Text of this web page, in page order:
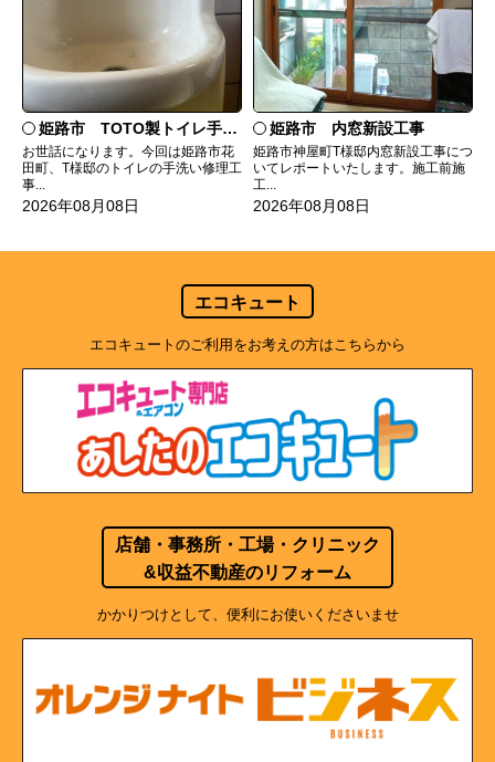
姫路市 TOTO製トイレ手洗いの水漏れ修理
お世話になります。今回は姫路市花
田町、T様邸のトイレの手洗い修理工
事...
2026年08月08日
姫路市 内窓新設工事
姫路市神屋町T様邸内窓新設工事につ
いてレポートいたします。施工前施
工...
2026年08月08日
エコキュート
エコキュートのご利用をお考えの方はこちらから
店舗・事務所・工場・クリニック
&収益不動産のリフォーム
かかりつけとして、便利にお使いくださいませ